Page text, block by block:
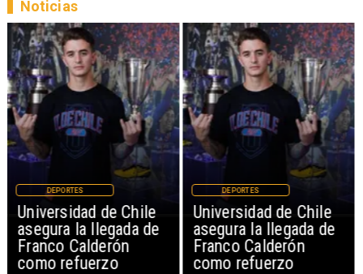
Universidad de Chile
asegura la llegada de
Franco Calderón
como refuerzo
DEPORTES
Universidad de Chile
asegura la llegada de
Franco Calderón
como refuerzo
DEPORTES
Noticias